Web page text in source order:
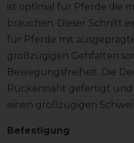
ist optimal für Pferde die
brauchen. Dieser Schnitt
für Pferde mit
großzügigen Gehfalten
Bewegungsfreiheit. Die
Rückennaht gefertigt
einen großzügigen
Befestigung